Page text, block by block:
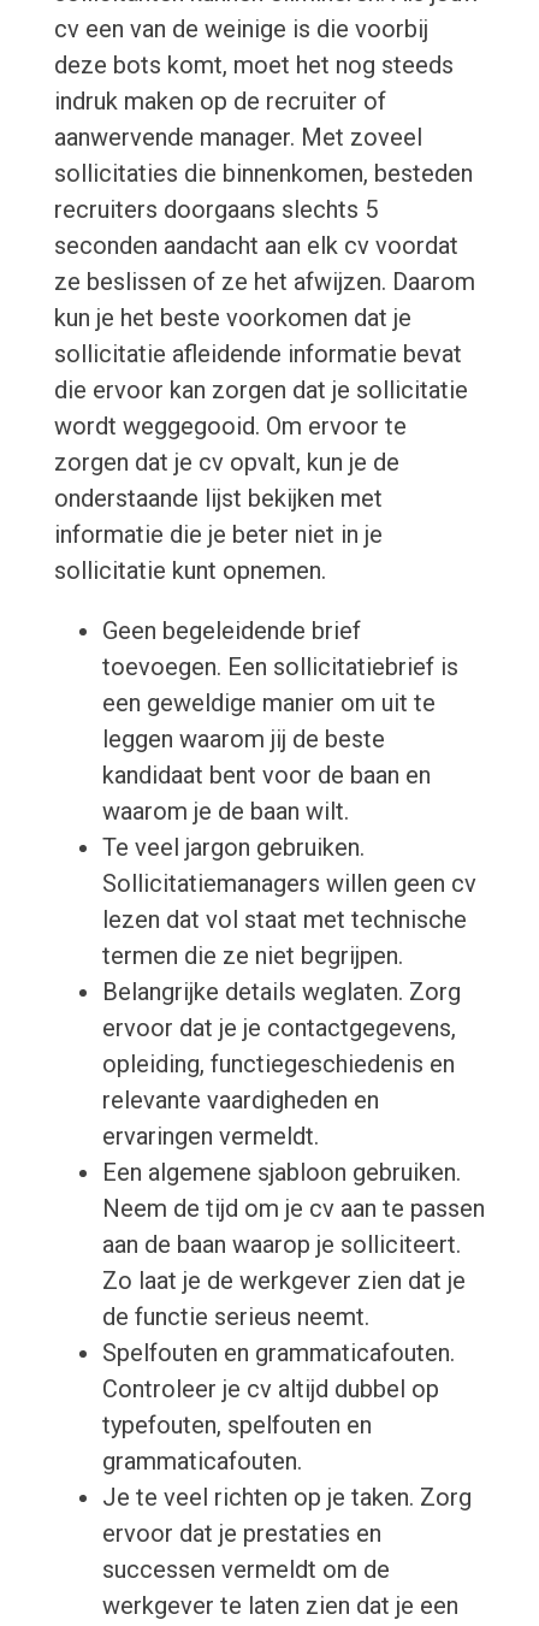
cv een van de weinige is die voorbij
deze bots komt, moet het nog steeds
indruk maken op de recruiter of
aanwervende manager. Met zoveel
sollicitaties die binnenkomen, besteden
recruiters doorgaans slechts 5
seconden aandacht aan elk cv voordat
ze beslissen of ze het afwijzen. Daarom
kun je het beste voorkomen dat je
sollicitatie afleidende informatie bevat
die ervoor kan zorgen dat je sollicitatie
wordt weggegooid. Om ervoor te
zorgen dat je cv opvalt, kun je de
onderstaande lijst bekijken met
informatie die je beter niet in je
sollicitatie kunt opnemen.
Geen begeleidende brief
toevoegen. Een sollicitatiebrief is
een geweldige manier om uit te
leggen waarom jij de beste
kandidaat bent voor de baan en
waarom je de baan wilt.
Te veel jargon gebruiken.
Sollicitatiemanagers willen geen cv
lezen dat vol staat met technische
termen die ze niet begrijpen.
Belangrijke details weglaten. Zorg
ervoor dat je je contactgegevens,
opleiding, functiegeschiedenis en
relevante vaardigheden en
ervaringen vermeldt.
Een algemene sjabloon gebruiken.
Neem de tijd om je cv aan te passen
aan de baan waarop je solliciteert.
Zo laat je de werkgever zien dat je
de functie serieus neemt.
Spelfouten en grammaticafouten.
Controleer je cv altijd dubbel op
typefouten, spelfouten en
grammaticafouten.
Je te veel richten op je taken. Zorg
ervoor dat je prestaties en
successen vermeldt om de
werkgever te laten zien dat je een